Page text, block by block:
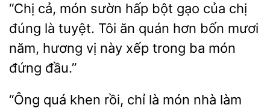
“Chị
món sườn hấp bột gạo của chị
đúng là tuyệt. Tôi ăn quán hơn bốn mươi
năm, hương
này xếp
ba món
đứng đầu.”
khen rồi,
là món nhà làm